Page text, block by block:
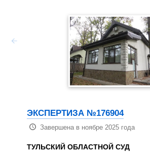
ЭКСПЕРТИЗА №176904
Завершена в ноябре 2025 года
ТУЛЬСКИЙ ОБЛАСТНОЙ СУД